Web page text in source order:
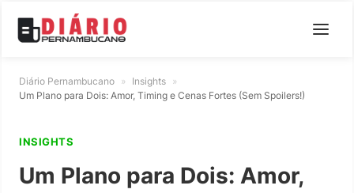
Diário Pernambucano » Insights »
Um Plano para Dois: Amor, Timing e Cenas Fortes (Sem Spoilers!)
INSIGHTS
Um Plano para Dois: Amor,